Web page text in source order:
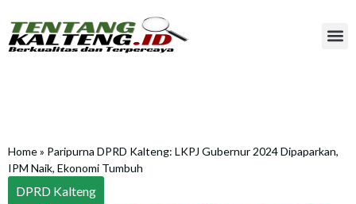
Home» Paripurna DPRD Kalteng: LKPJ Gubernur 2024 Dipaparkan,
IPM Naik, Ekonomi Tumbuh
DPRD Kalteng